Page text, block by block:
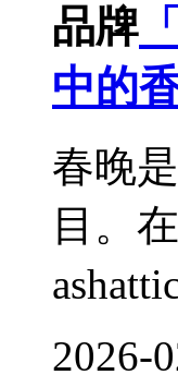
品牌
中的
春晚
目。
2026-